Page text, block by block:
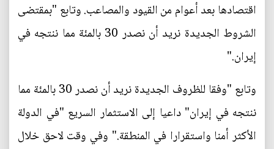
اقتصادها بعد أعوام من القيود والمصاعب. وتابع "بمقتضى
الشروط الجديدة نريد أن نصدر 30 بالمئة مما ننتجه في
إيران."
وتابع "وفقا للظروف الجديدة نريد أن نصدر 30 بالمئة مما
ننتجه في إيران" داعيا إلى الاستثمار السريع "في الدولة
الأكثر أمنا واستقرارا في المنطقة." وفي وقت لاحق خلال